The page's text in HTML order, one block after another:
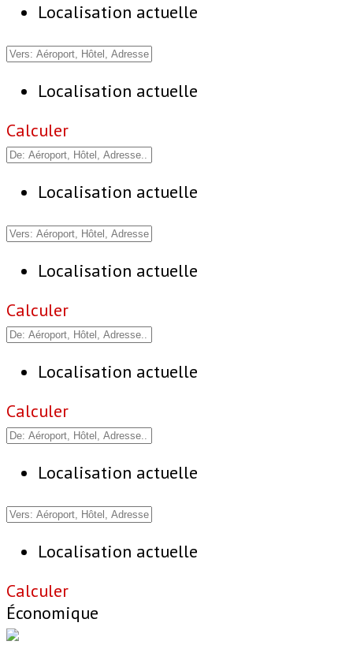
Localisation actuelle
Localisation actuelle
Calculer
Localisation actuelle
Localisation actuelle
Calculer
Localisation actuelle
Calculer
Localisation actuelle
Localisation actuelle
Calculer
Économique